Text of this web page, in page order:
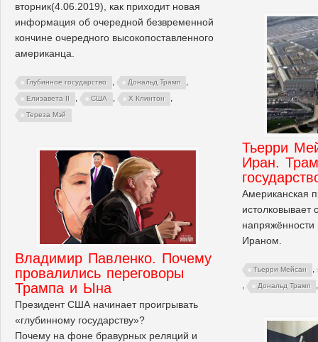
вторник(4.06.2019), как приходит новая
информация об очередной безвременной
кончине очередного высокопоставленного
американца.
Глубинное государство , Дональд Трамп ,
Елизавета II , США , Х Клинтон ,
Тереза Мэй
Тьерри
Иран.
Американская
истолковывает
Ираном.
Тьерри Мейсан
,
,
Дональд Трамп
Владимир Павленко. Почему
провалились переговоры
Трампа и Ына
Президент США начинает проигрывать
«глубинному государству»?
Почему на фоне бравурных реляций и